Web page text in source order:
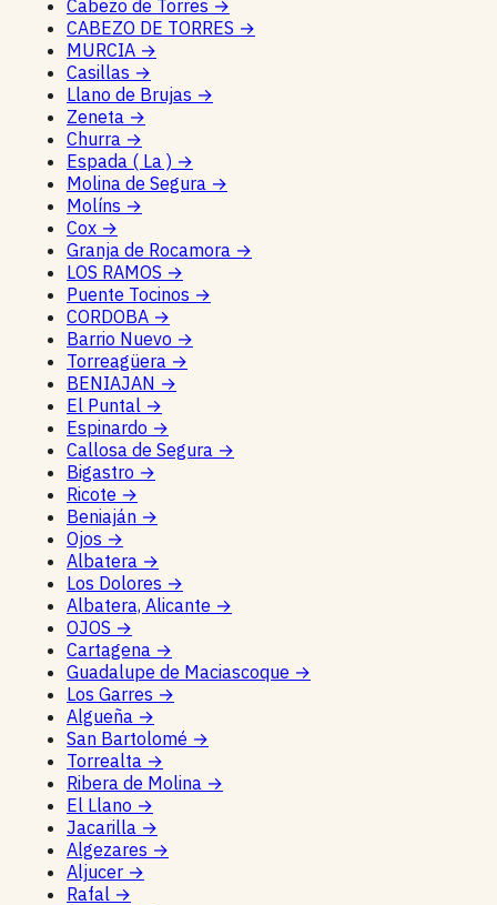
Cabezo de Torres →
CABEZO DE TORRES →
MURCIA →
Casillas →
Llano de Brujas →
Zeneta →
Churra →
Espada ( La ) →
Molina de Segura →
Molíns →
Cox →
Granja de Rocamora →
LOS RAMOS →
Puente Tocinos →
CORDOBA →
Barrio Nuevo →
Torreagüera →
BENIAJAN →
El Puntal →
Espinardo →
Callosa de Segura →
Bigastro →
Ricote →
Beniaján →
Ojos →
Albatera →
Los Dolores →
Albatera, Alicante →
OJOS →
Cartagena →
Guadalupe de Maciascoque →
Los Garres →
Algueña →
San Bartolomé →
Torrealta →
Ribera de Molina →
El Llano →
Jacarilla →
Algezares →
Aljucer →
Rafal →